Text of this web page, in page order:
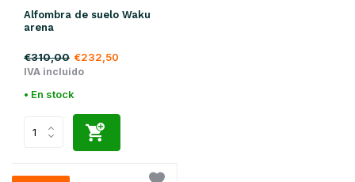
Alfombra de suelo Waku
arena
€310,00 €232,50
IVA incluido
• En stock